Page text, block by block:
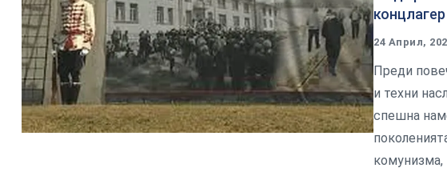
24 Април,
Преди
и техни
спешна
комунизма,